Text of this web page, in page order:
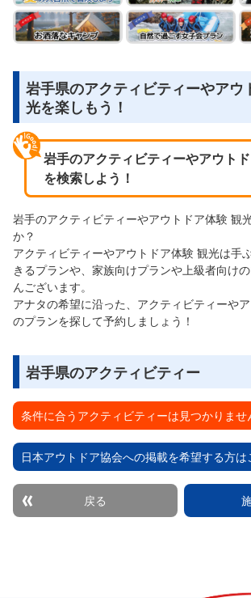
岩手県のアクティビティーやアウ
光を楽しもう！
岩手のアクティビティーやアウト
を検索しよう！
岩手のアクティビティーやアウトドア体験 観
か？
アクティビティーやアウトドア体験 観光は手
きるプランや、家族向けプランや上級者向け
んございます。
アナタの希望に沿った、アクティビティーや
のプランを探して予約しましょう！
岩手県のアクティビティー
条件に合うアクティビティーは見つかりませ
日本アウトドア協会への掲載を希望する方は
戻る